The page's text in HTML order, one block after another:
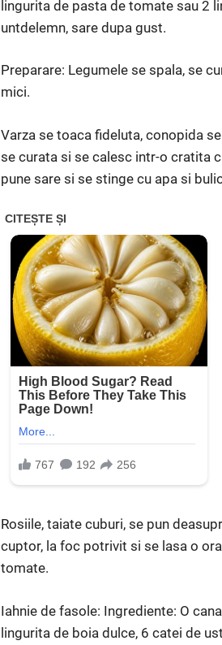
lingurita de pasta de tomate sau 2
untdelemn, sare dupa gust.
Preparare: Legumele se spala, se
mici.
Varza se toaca fideluta, conopida
se curata si se calesc intr-o cratita
pune sare si se stinge cu apa si
Rosiile, taiate cuburi, se pun
cuptor, la foc potrivit si se lasa o
tomate.
Iahnie de fasole: Ingrediente: O
lingurita de boia dulce, 6 catei de